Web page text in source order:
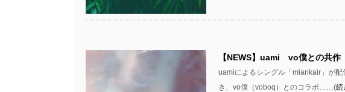
【NEWS】uami vo僕との共作
uamiによるシングル「miankair」が
き、vo僕（voboq）とのコラボ……(続